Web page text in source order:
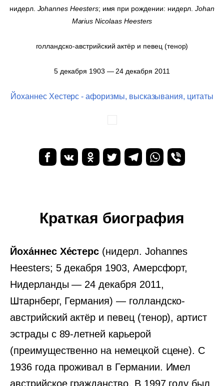
нидерл. Johannes Heesters; имя при рождении: нидерл.Johan
Marius Nicolaas Heesters
голландско-австрийский актёр и певец (тенор)
5 декабря 1903 — 24 декабря 2011
Йоханнес Хестерс - афоризмы, высказывания, цитаты
Краткая биография
Йоха́ннес Хе́стерс (нидерл. Johannes
Heesters; 5 декабря 1903, Амерсфорт,
Нидерланды — 24 декабря 2011,
Штарнберг, Германия) — голландско-
австрийский актёр и певец (тенор), артист
эстрады с 89-летней карьерой
(преимущественно на немецкой сцене). С
1936 года проживал в Германии. Имел
австрийское гражданство. В 1997 году был